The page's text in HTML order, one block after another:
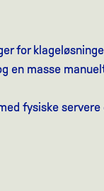
for
en masse
fysiske servere